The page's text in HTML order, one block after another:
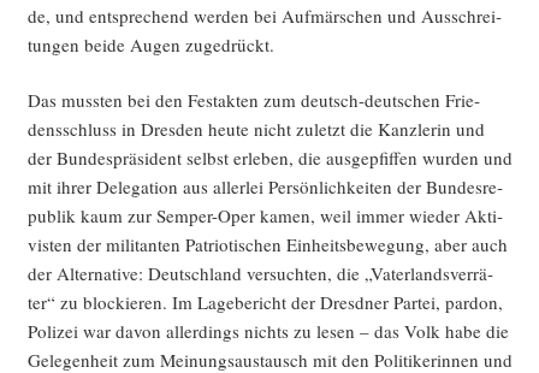
de, und ent­spre­chend wer­den bei Auf­mär­schen und Aus­schrei­
tun­gen bei­de Augen zugedrückt.
Das muss­ten bei den Fest­ak­ten zum deutsch-deut­schen Frie­
dens­schluss in Dres­den heu­te nicht zuletzt die Kanz­le­rin und
der Bun­des­prä­si­dent selbst erle­ben, die aus­ge­pfif­fen wur­den und
mit ihrer Dele­ga­ti­on aus aller­lei Per­sön­lich­kei­ten der Bun­des­re­
pu­blik kaum zur Sem­per-Oper kamen, weil immer wie­der Akti­
vis­ten der mili­tan­ten Patrio­ti­schen Ein­heits­be­we­gung, aber auch
der Alter­na­ti­ve: Deutsch­land ver­such­ten, die „Vater­lands­ver­rä­
ter“ zu blo­ckie­ren. Im Lage­be­richt der Dresd­ner Par­tei, par­don,
Poli­zei war davon aller­dings nichts zu lesen – das Volk habe die
Gele­gen­heit zum Mei­nungs­aus­tausch mit den Poli­ti­ke­rin­nen und